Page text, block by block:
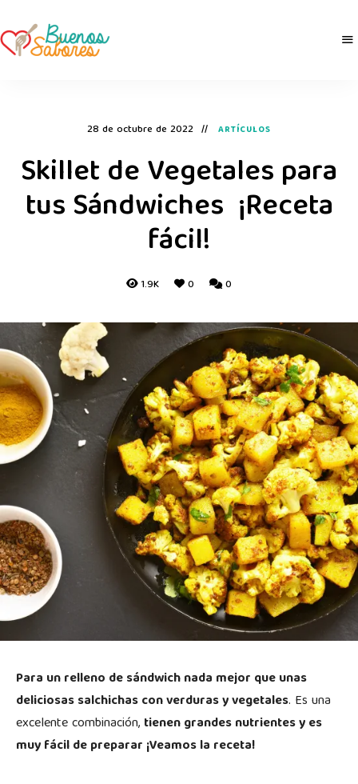
28 de octubre de 2022 ARTÍCULOS
Skillet de Vegetales para
tus Sándwiches ¡Receta
fácil!
1.9K 0 0
Para un relleno de sándwich nada mejor que unas
deliciosas salchichas con verduras y vegetales. Es una
excelente combinación, tienen grandes nutrientes y es
muy fácil de preparar ¡Veamos la receta!